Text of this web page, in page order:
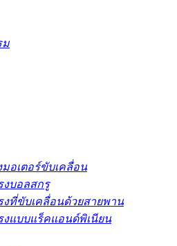
ม
มอเตอร์ขับเคลื่อน
งบอลสกรู
งที่ขับเคลื่อนด้วยสายพาน
งแบบแร็คแอนด์พิเนียน